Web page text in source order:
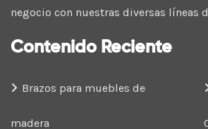
negocio con nuestras diversas líneas
Contenido Reciente
Brazos para muebles de
madera